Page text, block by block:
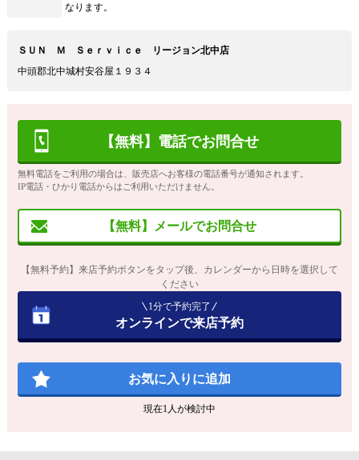
なります。
ＳＵＮ Ｍ Ｓｅｒｖｉｃｅ リージョン北中店
中頭郡北中城村安谷屋１９３４
【無料】電話でお問合せ
無料電話をご利用の場合は、販売店へお客様の電話番号が通知されます。
IP電話・ひかり電話からはご利用いただけません。
【無料】メールでお問合せ
【無料予約】来店予約ボタンをタップ後、カレンダーから日時を選択して
ください
1分で予約完了
オンラインで来店予約
お気に入りに追加
現在1 人が検討中